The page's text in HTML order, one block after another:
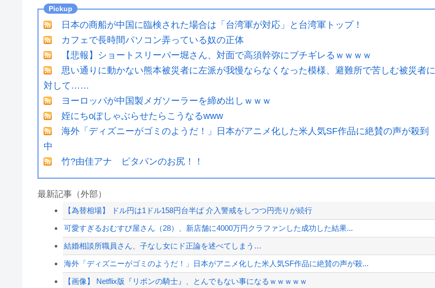
日本の商船が中国に臨検された場合は「台湾軍が対応」と台湾軍トップ！
カフェで長時間パソコン弄っている奴の正体
【悲報】ショートスリーパー堀さん、対面で高須幹弥にブチギレるｗｗｗｗ
思い通りに動かない熊本被災者に左派が我慢ならなくなった模様、避難所で苦しむ被災者に
対して……
ヨーロッパが中国製メガソーラーを締め出しｗｗｗ
姪にちoぽしゃぶらせたらこうなるwww
海外「ディズニーがゴミのようだ！」日本がアニメ化した米人気SF作品に絶賛の声が殺到
中
竹?由佳アナ ピタパンのお尻！！
最新記事（外部）
【為替相場】 ドル円は1ドル158円台半ば 介入警戒をしつつ円売りが続行
可愛すぎるおむすび屋さん（28）、新店舗に4000万円クラファンした成功した結果...
結婚相談所職員さん、子なし女にド正論を述べてしまう…
海外「ディズニーがゴミのようだ！」日本がアニメ化した米人気SF作品に絶賛の声が殺...
【画像】 Netflix版『リボンの騎士』、とんでもない事になるｗｗｗｗｗ